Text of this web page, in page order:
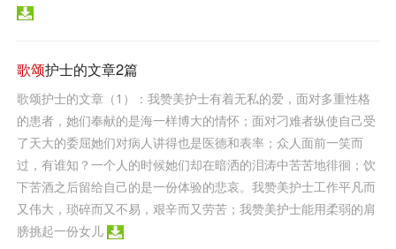
歌颂护士的文章2篇
歌颂护士的文章（1）：我赞美护士有着无私的爱，面对多重性格
的患者，她们奉献的是海一样博大的情怀；面对刁难者纵使自己受
了天大的委屈她们对病人讲得也是医德和表率；众人面前一笑而
过，有谁知？一个人的时候她们却在暗洒的泪涛中苦苦地徘徊；饮
下苦酒之后留给自己的是一份体验的悲哀。我赞美护士工作平凡而
又伟大，琐碎而又不易，艰辛而又劳苦；我赞美护士能用柔弱的肩
膀挑起一份女儿